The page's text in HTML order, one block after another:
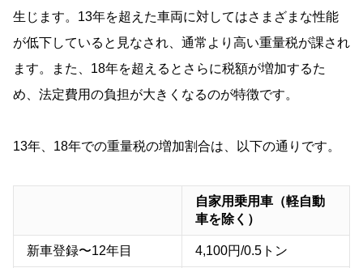
生じます。13年を超えた車両に対してはさまざまな性能
が低下していると見なされ、通常より高い重量税が課され
ます。また、18年を超えるとさらに税額が増加するた
め、法定費用の負担が大きくなるのが特徴です。
13年、18年での重量税の増加割合は、以下の通りです。
自家用乗用車（軽自動
車を除く）
新車登録〜12年目 4,100円/0.5トン